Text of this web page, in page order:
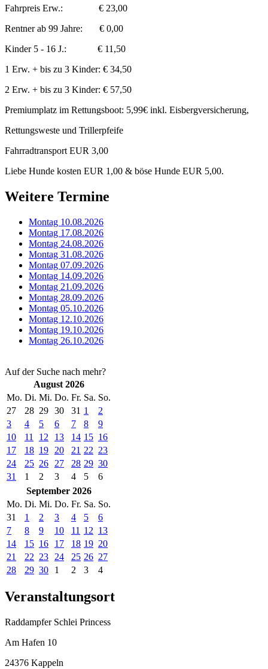
Fahrpreis Erw.: € 23,00
Rentner ab 99 Jahre: € 0,00
Kinder 5 - 16 J.: € 11,50
1 Erw. + bis zu 3 Kinder: € 34,50
2 Erw. + bis zu 3 Kinder: € 57,50
Premiumplatz im Rettungsboot: 5,99€ inkl. Eisbergversicherung,
Rettungsweste und Trillerpfeife
Fahrradtransport EUR 3,00
Liebe Hunde kosten EUR 1,00 & böse Hunde EUR 5,00.
Weitere Termine
Montag 10.08.2026
Montag 17.08.2026
Montag 24.08.2026
Montag 31.08.2026
Montag 07.09.2026
Montag 14.09.2026
Montag 21.09.2026
Montag 28.09.2026
Montag 05.10.2026
Montag 12.10.2026
Montag 19.10.2026
Montag 26.10.2026
Auf der Suche nach mehr?
August 2026
Mo. Di. Mi. Do. Fr. Sa. So.
27
28 29 30 31 1
2
3
4 5 6 7 8
9
10
11 12 13 14 15 16
17
18 19 20 21 22 23
24
25 26 27 28 29 30
31
1 2 3 4 5
6
September 2026
Mo. Di. Mi. Do. Fr. Sa. So.
31
1 2 3 4 5
6
7
8 9 10 11 12 13
14
15 16 17 18 19 20
21
22 23 24 25 26 27
28
29 30 1 2 3 4
Veranstaltungsort
Raddampfer Schlei Princess
Am Hafen 10
24376 Kappeln